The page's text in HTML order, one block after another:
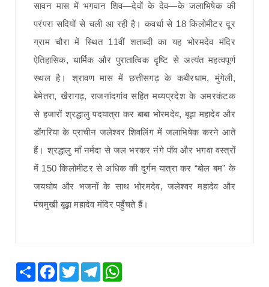
सावन मास में भगवान शिव—देवों के देव—के जलाभिषेक की
परंपरा सदियों से चली आ रही है। कवर्धा से 18 किलोमीटर दूर
ग्राम चौरा में स्थित 11वीं शताब्दी का यह भोरमदेव मंदिर
ऐतिहासिक, धार्मिक और पुरातात्विक दृष्टि से अत्यंत महत्वपूर्ण
स्थल है। श्रावण मास में छत्तीसगढ़ के कबीरधाम, मुंगेली,
बेमेतरा, खैरागढ़, राजनांदगांव सहित मध्यप्रदेश के अमरकंटक
से हजारों श्रद्धालु पदयात्रा कर बाबा भोरमदेव, बूढ़ा महादेव और
डोंगरिया के प्राचीन जलेश्वर शिवलिंग में जलाभिषेक करने आते
हैं। श्रद्धालु माँ नर्मदा से जल भरकर नंगे पाँव और भगवा वस्त्रों
में 150 किलोमीटर से अधिक की दुर्गम यात्रा कर “बोल बम” के
जयघोष और भजनों के साथ भोरमदेव, जलेश्वर महादेव और
पंचमुखी बूढ़ा महादेव मंदिर पहुँचते हैं।
Share Facebook
TwitterTelegram